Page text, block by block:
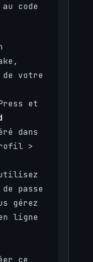
au code
de votre
et
dans
>
passe
gérez
ligne
ce